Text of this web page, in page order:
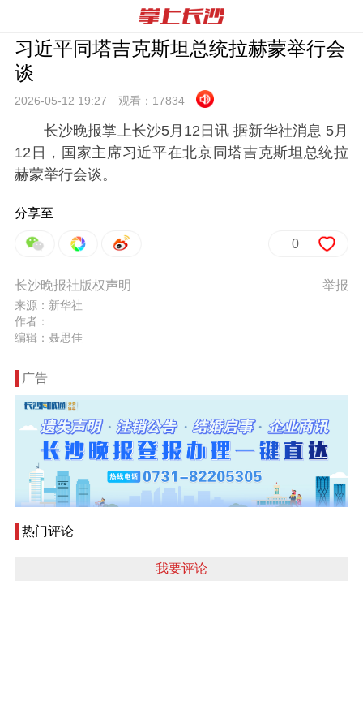
习近平同塔吉克斯坦总统拉赫蒙举行会
谈
2026-05-12 19:27 观看： 17834
长沙晚报掌上长沙5月12日讯 据新华社消息 5月
12日，国家主席习近平在北京同塔吉克斯坦总统拉
赫蒙举行会谈。
分享至
0
举报
长沙晚报社版权声明
来源：新华社
作者：
编辑：聂思佳
广告
热门评论
我要评论